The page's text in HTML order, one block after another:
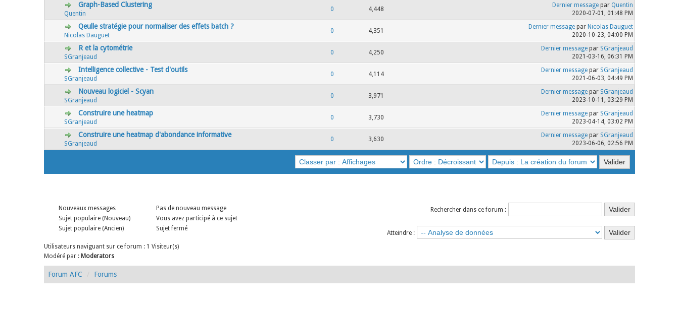
Graph-Based Clustering
Quentin
0 4,448
0 Votes - 0 sur 5 en moyenne Dernier messagepar Quentin
2020-07-01, 01:48 PM
Qeulle stratégie pour normaliser des effets batch ?
Nicolas Dauguet
0 4,351
0 Votes - 0 sur 5 en moyenne
12345 Dernier messagepar Nicolas Dauguet
2020-10-23, 04:00 PM
R et la cytométrie
SGranjeaud
0 4,250
0 Votes - 0 sur 5 en moyenne Dernier messagepar SGranjeaud
2021-03-16, 06:31 PM
Intelligence collective - Test d'outils
SGranjeaud
0 4,114
0 Votes - 0 sur 5 en moyenne
12345 Dernier messagepar SGranjeaud
2021-06-03, 04:49 PM
Nouveau logiciel - Scyan
SGranjeaud
0 3,971
0 Votes - 0 sur 5 en moyenne Dernier messagepar SGranjeaud
2023-10-11, 03:29 PM
Construire une heatmap
SGranjeaud
0 3,730
0 Votes - 0 sur 5 en moyenne Dernier messagepar SGranjeaud
2023-04-14, 03:02 PM
Construire une heatmap d'abondance informative
SGranjeaud
0 3,630
0 Votes - 0 sur 5 en moyenne
12345 Dernier messagepar SGranjeaud
2023-06-06, 02:56 PM
Nouveaux messages
Sujet populaire (Nouveau)
Sujet populaire (Ancien)
Pas de nouveau message
Vous avez participé à ce sujet
Sujet fermé
Rechercher dans ce forum :
Atteindre :
Utilisateurs naviguant sur ce forum : 1 Visiteur(s)
Modéré par : Moderators
Forum AFC Forums